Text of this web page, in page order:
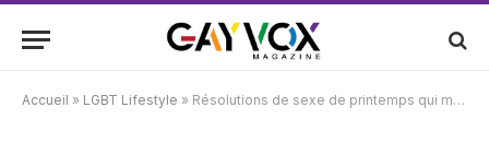
Accueil » LGBT Lifestyle » Résolutions de sexe de printemps qui mettront le L dans la libido lesbienne